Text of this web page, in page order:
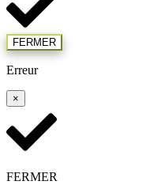
FERMER
Erreur
×
FERMER